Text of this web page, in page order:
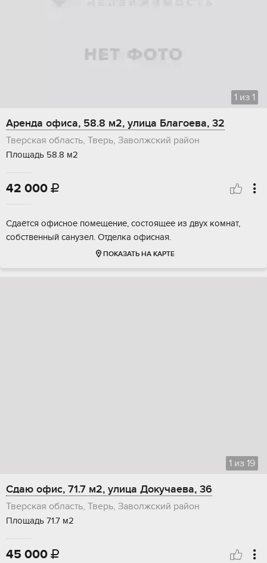
1 из 1
Аренда офиса, 58.8 м2, улица Благоева, 32
Тверская область, Тверь, Заволжский район
Площадь 58.8 м2
42 000 
Сдаётся офисное помещение, состоящее из двух комнат,
собственный санузел. Отделка офисная.
ПОКАЗАТЬ НА КАРТЕ
1 из 19
Сдаю офис, 71.7 м2, улица Докучаева, 36
Тверская область, Тверь, Заволжский район
Площадь 71.7 м2
45 000 